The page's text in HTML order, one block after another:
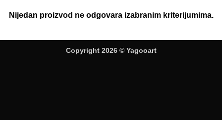
Nijedan proizvod ne odgovara izabranim kriterijumima.
Copyright 2026 © Yagooart